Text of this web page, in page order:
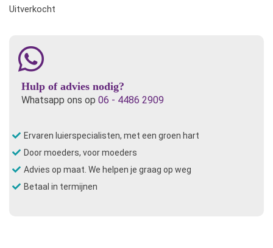
Uitverkocht
Hulp of advies nodig?
Whatsapp ons op 06 - 4486 2909
Ervaren luierspecialisten, met een groen hart
Door moeders, voor moeders
Advies op maat. We helpen je graag op weg
Betaal in termijnen